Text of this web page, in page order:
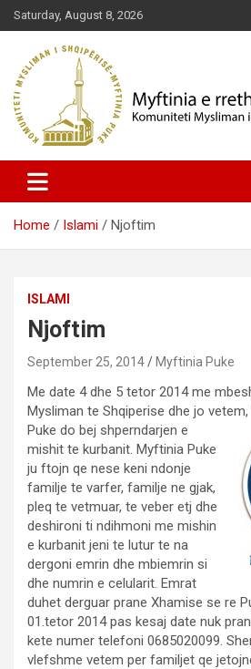
Skip
to
content
Saturday, August 8, 2026
Myftinia Pukë |
Home Islami Njoftim
ISLAMI
Njoftim
September 25, 2014 Myftinia Puke
Me date 4 dhe 5 tetor 2014 me
Mysliman te Shqiperise dhe jo
Puke do bej shperndarjen e
mishit te kurbanit. Myftinia Puke
ju ftojn qe nese keni ndonje
familje te varfer, familje ne gjak,
pleq te vetmuar, te veber etj dhe
deshironi ti ndihmoni me mishin
e kurbanit jeni te lutur te na
dergoni emrin dhe mbiemrin si
dhe numrin e celularit. Emrat
duhet derguar prane Xhamise se re
01.tetor 2014 pas kesaj date nuk
kete numer telefoni 0685020099.
vlefshme vetem per familjet qe